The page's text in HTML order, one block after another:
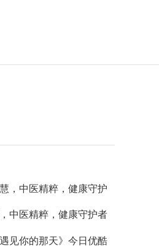
中医精粹，健康守护者